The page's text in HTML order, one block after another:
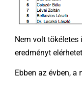
Nem volt tökéletes
eredményt
Ebben az évben,